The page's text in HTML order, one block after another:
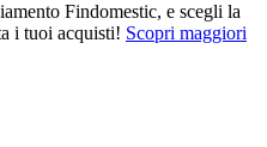
Findomestic, e scegli la
i tuoi acquisti! Scopri maggiori